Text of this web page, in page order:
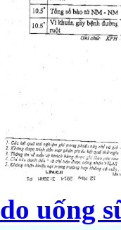
do uống